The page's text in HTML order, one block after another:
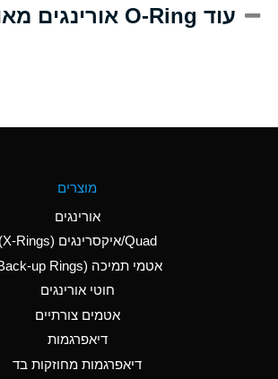
(Aqueous)
Aluminum Nitrate
(Aqueous)
Aluminum Phosphate
עוד O-Ring אורינגים מאותו החומר
מוצרים
אורינגים
Quad/איקסרינגים (X-Rings)
אטמי תמיכה (Back-up Rings)
חוטי אורינגים
אטמים צורתיים
דיאפרגמות
דיאפרגמות מחוזקות בד